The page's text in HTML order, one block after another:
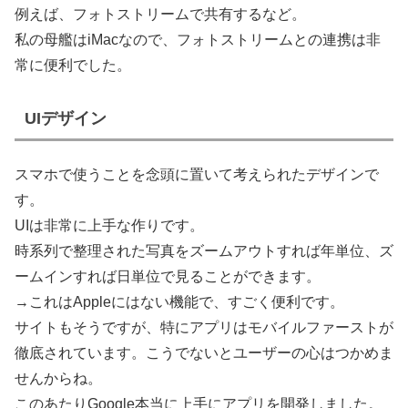
例えば、フォトストリームで共有するなど。
私の母艦はiMacなので、フォトストリームとの連携は非
常に便利でした。
UIデザイン
スマホで使うことを念頭に置いて考えられたデザインで
す。
UIは非常に上手な作りです。
時系列で整理された写真をズームアウトすれば年単位、ズ
ームインすれば日単位で見ることができます。
→これはAppleにはない機能で、すごく便利です。
サイトもそうですが、特にアプリはモバイルファーストが
徹底されています。こうでないとユーザーの心はつかめま
せんからね。
このあたりGoogle本当に上手にアプリを開発しました。